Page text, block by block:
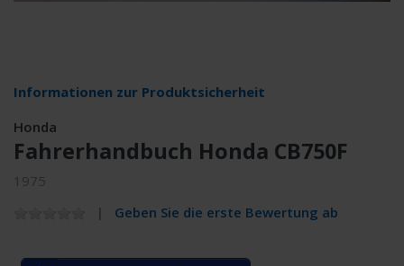
Informationen zur Produktsicherheit
Honda
Fahrerhandbuch Honda CB750F
1975
Geben Sie die erste Bewertung ab